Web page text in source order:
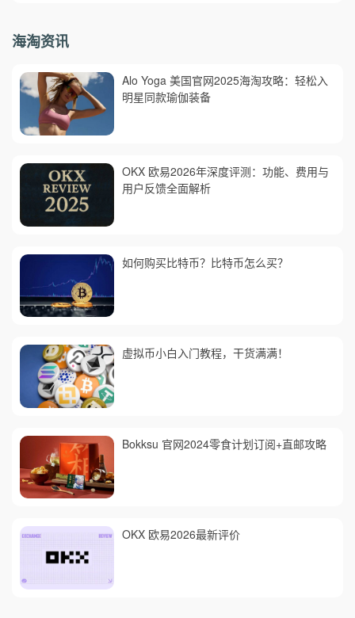
海淘资讯
Alo Yoga 美国官网2025海淘攻略：轻松入
明星同款瑜伽装备
OKX 欧易2026年深度评测：功能、费用与
用户反馈全面解析
如何购买比特币？比特币怎么买？
虚拟币小白入门教程，干货满满！
Bokksu 官网2024零食计划订阅+直邮攻略
OKX 欧易2026最新评价